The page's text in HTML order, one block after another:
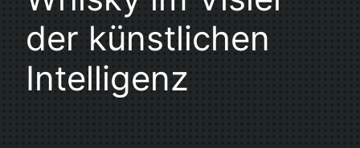
der künstlichen
Intelligenz